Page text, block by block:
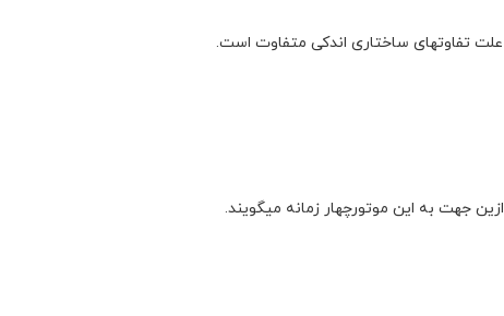
علت تفاوتهای ساختاری اندکی متفاوت است.
جهت به این موتورچهار زمانه میگویند.